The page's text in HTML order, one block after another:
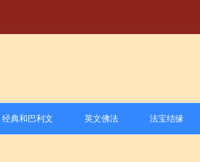
跳
至
正
文
经典和巴利文 英文佛法 法宝结缘